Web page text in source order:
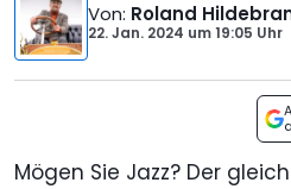
Von: Roland
22. Jan. 2024 um19:05 Uhr
Mögen Sie Jazz? Der